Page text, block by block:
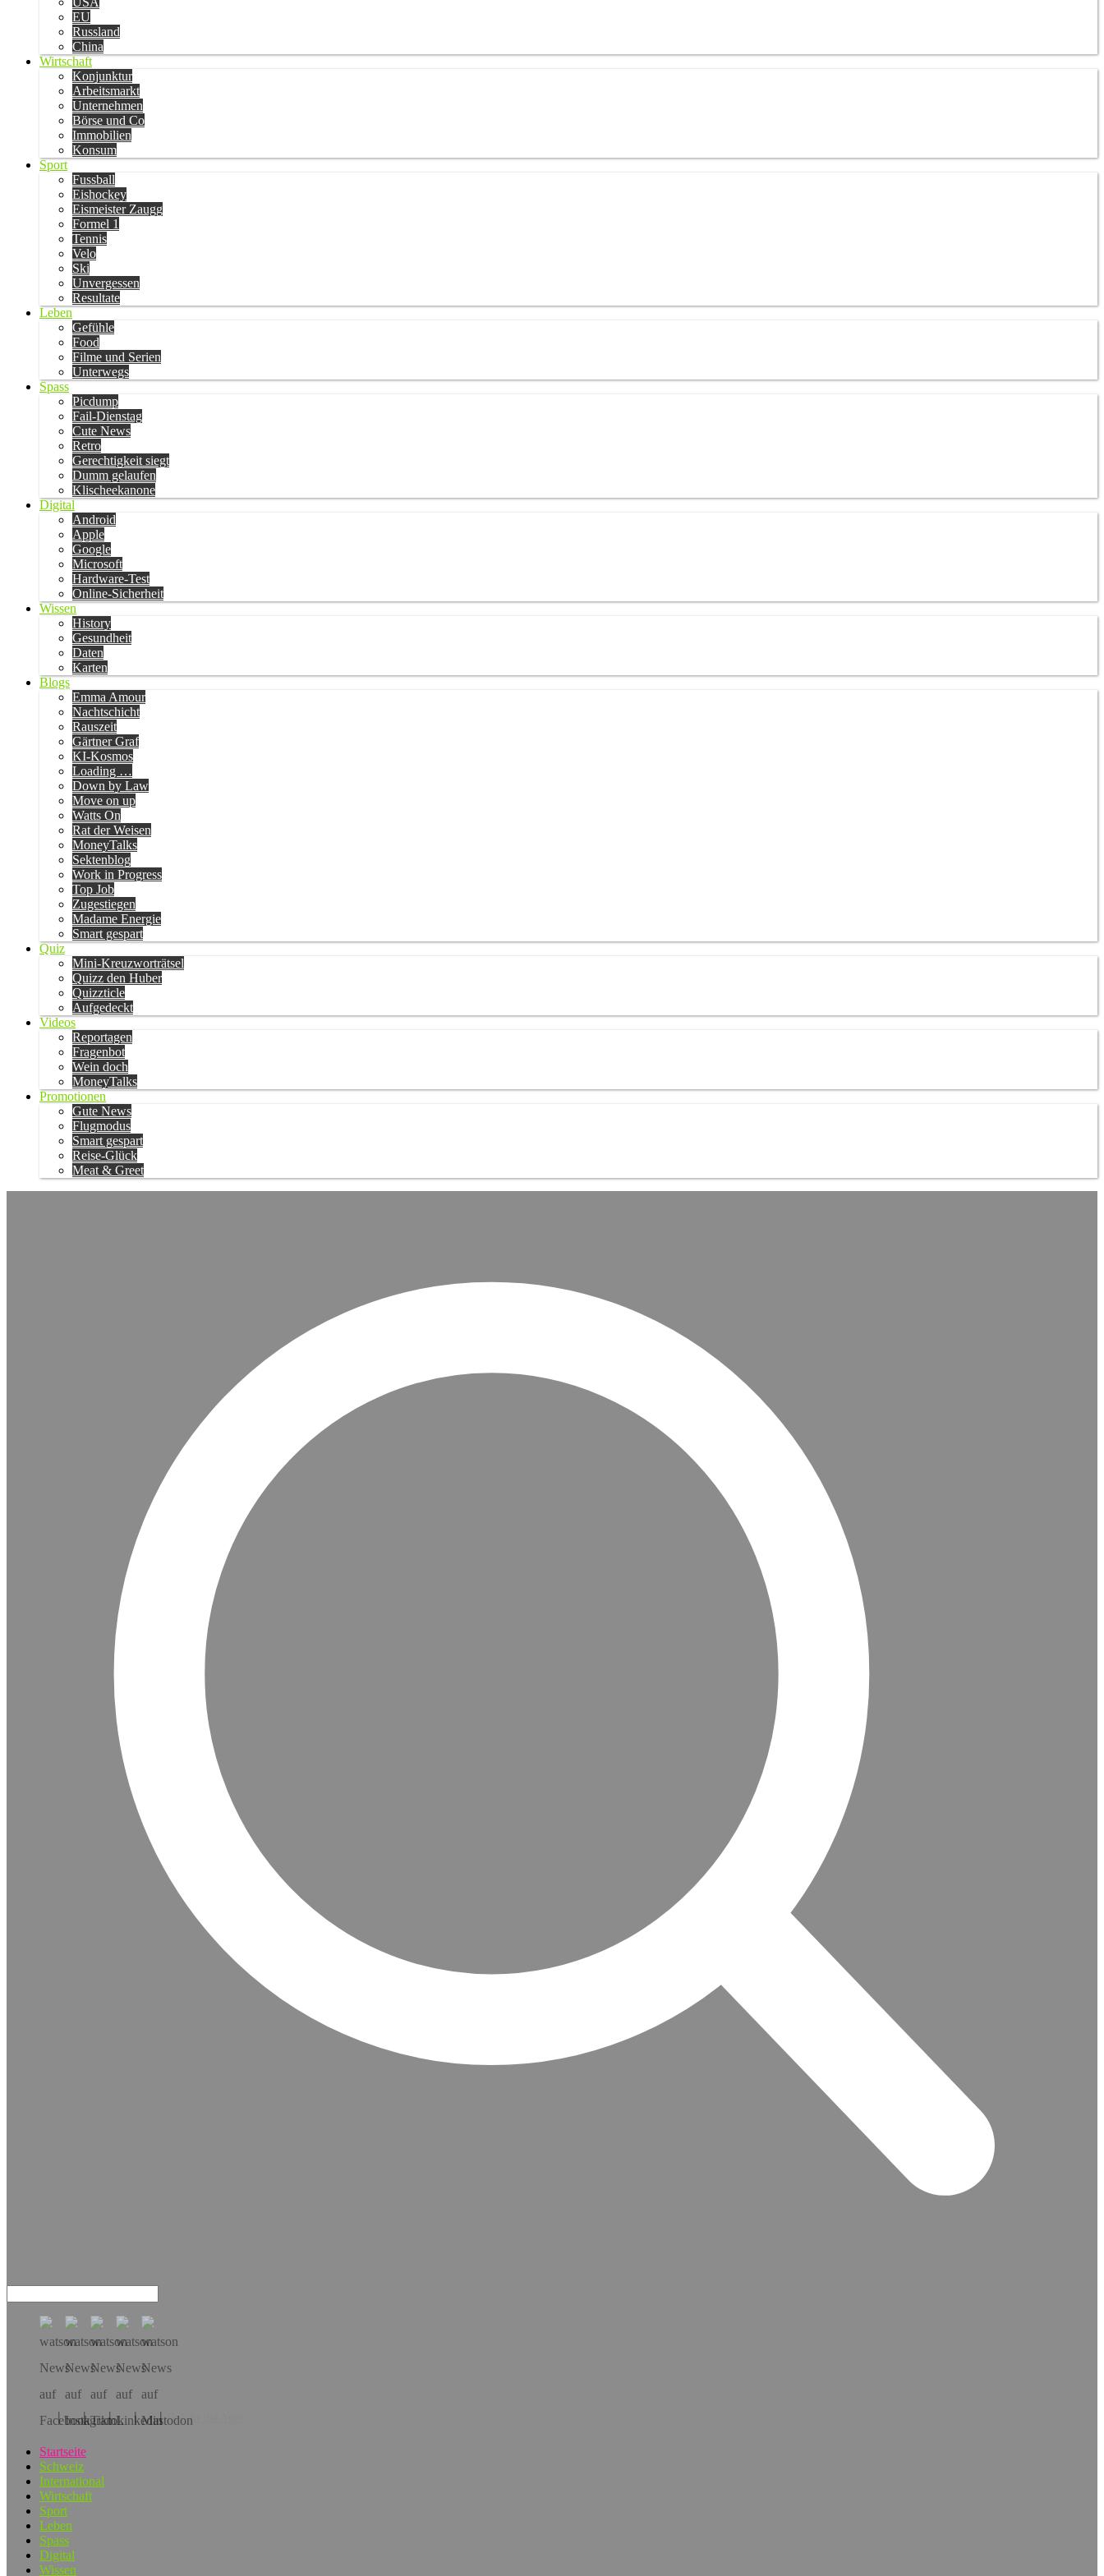
EU
Russland
China
Wirtschaft
Konjunktur
Arbeitsmarkt
Unternehmen
Börse und Co
Immobilien
Konsum
Sport
Fussball
Eishockey
Eismeister Zaugg
Formel 1
Tennis
Velo
Ski
Unvergessen
Resultate
Leben
Gefühle
Food
Filme und Serien
Unterwegs
Spass
Picdump
Fail-Dienstag
Cute News
Retro
Gerechtigkeit siegt
Dumm gelaufen
Klischeekanone
Digital
Android
Apple
Google
Microsoft
Hardware-Test
Online-Sicherheit
Wissen
History
Gesundheit
Daten
Karten
Blogs
Emma Amour
Nachtschicht
Rauszeit
Gärtner Graf
KI-Kosmos
Loading …
Down by Law
Move on up
Watts On
Rat der Weisen
MoneyTalks
Sektenblog
Work in Progress
Top Job
Zugestiegen
Madame Energie
Smart gespart
Quiz
Mini-Kreuzworträtsel
Quizz den Huber
Quizzticle
Aufgedeckt
Videos
Reportagen
Fragenbot
Wein doch
MoneyTalks
Promotionen
Gute News
Flugmodus
Smart gespart
Reise-Glück
Meat & Greet
Hol dir die App!
Startseite
Schweiz
International
Wirtschaft
Sport
Leben
Spass
Digital
Wissen